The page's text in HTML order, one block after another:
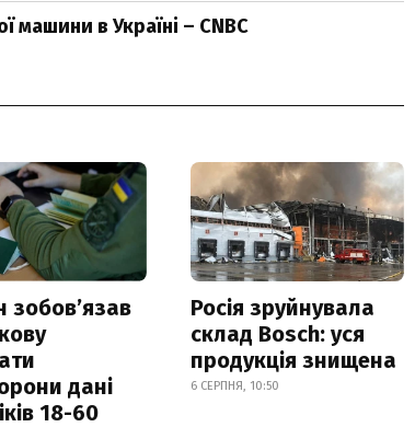
машини в Україні – CNBC
зобовʼязав
дані
18-60
Росія зруйнувала
склад Bosch: уся
продукція знищена
6 СЕРПНЯ, 10:50